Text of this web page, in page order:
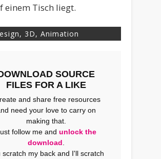
einem Tisch liegt.
3D, Animation
SOURCE
FILES FOR A LIKE
and share free resources
need your love to carry on
making that.
follow me and unlock the
download
scratch my back and I'll scratch